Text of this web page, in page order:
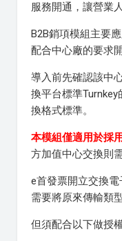
服務開通，讓營業
B2B銷項模組主要
配合中心廠的要求
導入前先確認該中
換平台標準
換格式標準。
本模組僅適用於採
方加值中心交換則
e首發票開立交換
需要將原來傳輸類
但須配合以下做授